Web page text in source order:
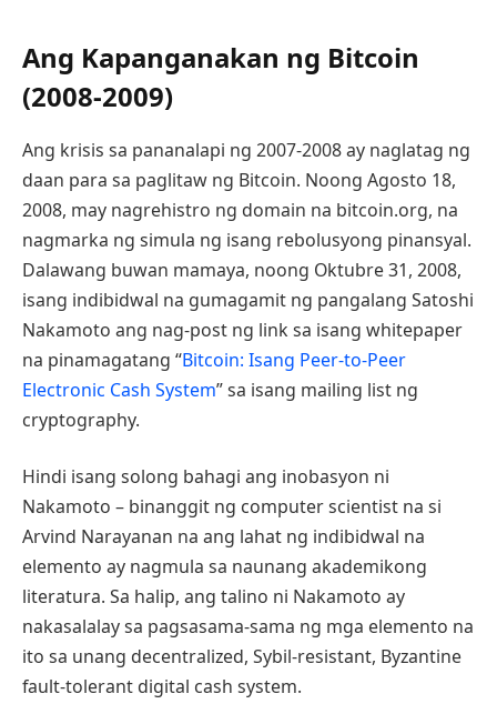
Ang Kapanganakan ng Bitcoin
(2008-2009)
Ang krisis sa pananalapi ng 2007-2008 ay naglatag ng
daan para sa paglitaw ng Bitcoin. Noong Agosto 18,
2008, may nagrehistro ng domain na bitcoin.org, na
nagmarka ng simula ng isang rebolusyong pinansyal.
Dalawang buwan mamaya, noong Oktubre 31, 2008,
isang indibidwal na gumagamit ng pangalang Satoshi
Nakamoto ang nag-post ng link sa isang whitepaper
na pinamagatang “Bitcoin: Isang Peer-to-Peer
Electronic Cash System” sa isang mailing list ng
cryptography.
Hindi isang solong bahagi ang inobasyon ni
Nakamoto – binanggit ng computer scientist na si
Arvind Narayanan na ang lahat ng indibidwal na
elemento ay nagmula sa naunang akademikong
literatura. Sa halip, ang talino ni Nakamoto ay
nakasalalay sa pagsasama-sama ng mga elemento na
ito sa unang decentralized, Sybil-resistant, Byzantine
fault-tolerant digital cash system.